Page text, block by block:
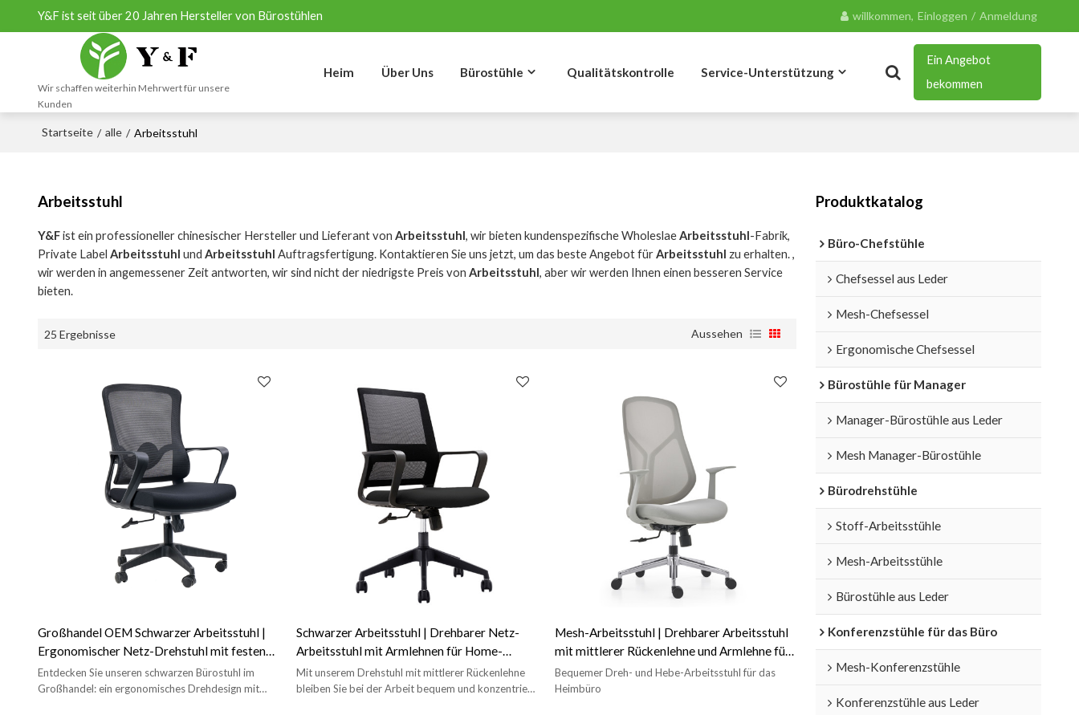
Y&F ist seit über 20 Jahren Hersteller von Bürostühlen willkommen, Einloggen / Anmeldung
Wir schaffen weiterhin Mehrwert für unsere
Kunden
Heim Über Uns Bürostühle Qualitätskontrolle Service-Unterstützung
Ein Angebot
bekommen
Startseite / alle / Arbeitsstuhl
Arbeitsstuhl
Y&Fist ein professioneller chinesischer Hersteller und Lieferant von Arbeitsstuhl, wir bieten kundenspezifische WholeslaeArbeitsstuhl-Fabrik,
Private Label Arbeitsstuhl und Arbeitsstuhl Auftragsfertigung. Kontaktieren Sie uns jetzt, um das beste Angebot fürArbeitsstuhl zu erhalten. ,
wir werden in angemessener Zeit antworten, wir sind nicht der niedrigste Preis von Arbeitsstuhl, aber wir werden Ihnen einen besseren Service
bieten.
25 Ergebnisse Aussehen
Großhandel OEM Schwarzer Arbeitsstuhl |
Ergonomischer Netz-Drehstuhl mit festen
Armlehnen für das Home Office
Entdecken Sie unseren schwarzen Bürostuhl im
Großhandel: ein ergonomisches Drehdesign mit
Schwarzer Arbeitsstuhl | Drehbarer Netz-
Arbeitsstuhl mit Armlehnen für Home-
Office-Lieferanten in China
Mit unserem Drehstuhl mit mittlerer Rückenlehne
bleiben Sie bei der Arbeit bequem und konzentriert.
Mesh-Arbeitsstuhl | Drehbarer Arbeitsstuhl
mit mittlerer Rückenlehne und Armlehne für
Bürolieferanten
Bequemer Dreh- und Hebe-Arbeitsstuhl für das
Heimbüro
Produktkatalog
Büro-Chefstühle
Chefsessel aus Leder
Mesh-Chefsessel
Ergonomische Chefsessel
Bürostühle für Manager
Manager-Bürostühle aus Leder
Mesh Manager-Bürostühle
Bürodrehstühle
Stoff-Arbeitsstühle
Mesh-Arbeitsstühle
Bürostühle aus Leder
Konferenzstühle für das Büro
Mesh-Konferenzstühle
Konferenzstühle aus Leder